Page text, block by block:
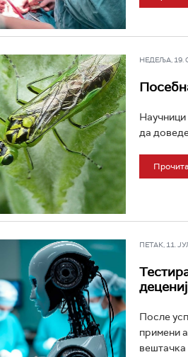
НЕДЕЉА, 19.
Научници
да
ПЕТАК, 11.
После
примени
вештачка